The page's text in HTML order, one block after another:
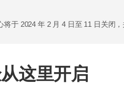
将于 2024 年 2 月 4 日至 11 日关闭
这里开启